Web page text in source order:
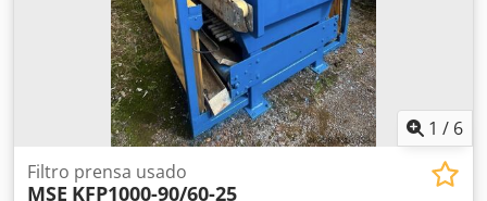
Revisado por taller en 2023 Accesorios: Un armario de
control y un sistema hidráulico Condición: Usado-bueno
Precio: Bajo demanda
1 / 6
Filtro prensa usado
MSE KFP1000-90/60-25